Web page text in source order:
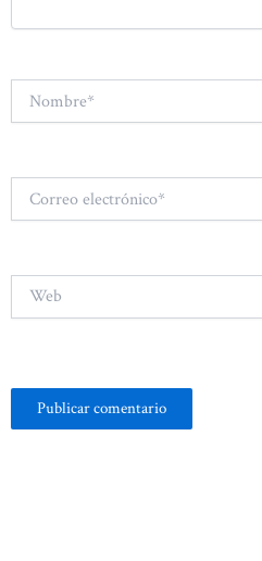
electrónico*
Web